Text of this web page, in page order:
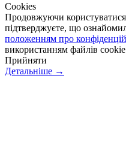
Сookies
Продовжуючи
підтверджуєте, що
положенням про
використанням файлів
Прийняти
Детальніше →